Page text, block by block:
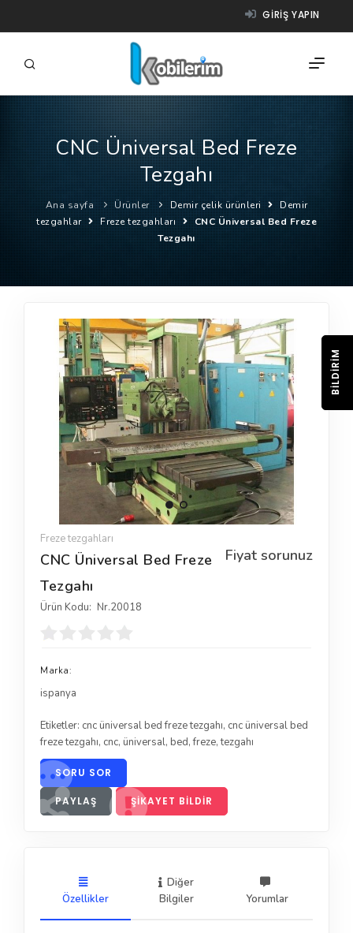
GIRIŞ YAPIN
FIRMALAR
ÜRÜNLER
NASIL ÇALIŞIR?
YARDIM
CNC Üniversal Bed Freze
Tezgahı
Ana sayfa Ürünler Demir çelik ürünleri
Demir
tezgahlar
Freze tezgahları
CNC Üniversal Bed Freze
Tezgahı
Freze tezgahları
Fiyat sorunuz
CNC Üniversal Bed Freze
Tezgahı
Ürün Kodu: Nr.20018
Marka:
ispanya
Etiketler: cnc üniversal bed freze tezgahı, cnc üniversal bed
freze tezgahı, cnc, üniversal, bed,freze,tezgahı
SORU SOR
PAYLAŞ ŞIKAYET BILDIR
Özellikler
Diğer
Bilgiler
Yorumlar
BILDIRIM